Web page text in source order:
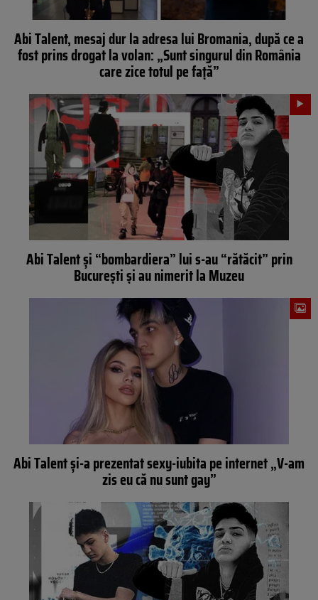
Abi Talent, mesaj dur la adresa lui Bromania, după ce a
fost prins drogat la volan: „Sunt singurul din România
care zice totul pe față”
Abi Talent și “bombardiera” lui s-au “rătăcit” prin
București și au nimerit la Muzeu
Abi Talent și-a prezentat sexy-iubita pe internet „V-am
zis eu că nu sunt gay”